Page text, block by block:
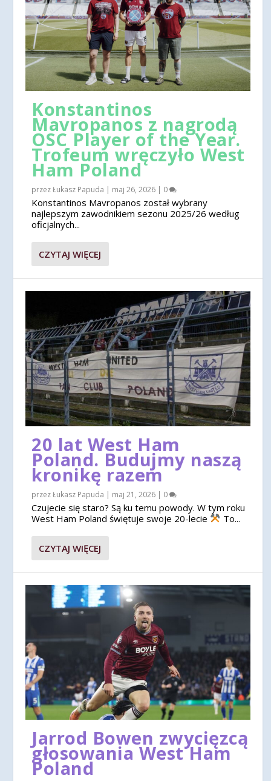
Konstantinos
Mavropanos z nagrodą
OSC Player of the Year.
Trofeum wręczyło West
Ham Poland
przezŁukasz Papuda | maj 26, 2026 | 0
Konstantinos Mavropanos został wybrany
najlepszym zawodnikiem sezonu 2025/26 według
oficjalnych...
CZYTAJ WIĘCEJ
20 lat West Ham
Poland. Budujmy naszą
kronikę razem
przezŁukasz Papuda | maj 21, 2026 | 0
Czujecie się staro? Są ku temu powody. W tym roku
West Ham Poland świętuje swoje 20-lecie
To...
CZYTAJ WIĘCEJ
Jarrod Bowen zwycięzcą
głosowania West Ham
Poland